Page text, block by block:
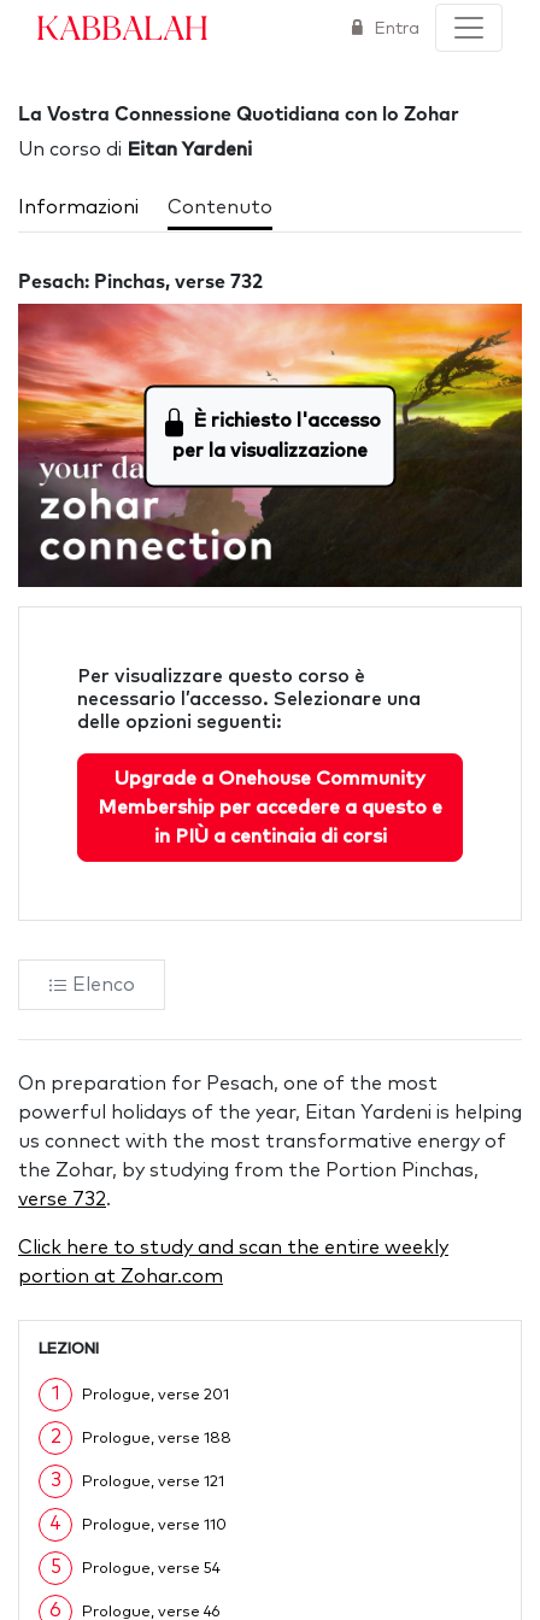
Kabbalah Entra
La Vostra Connessione Quotidiana con lo Zohar
Un corso di Eitan Yardeni
Informazioni Contenuto
Pesach: Pinchas, verse 732
È richiesto l'accesso
per la visualizzazione
Per visualizzare questo corso è
necessario l’accesso. Selezionare una
delle opzioni seguenti:
Upgrade a Onehouse Community
Membership per accedere a questo e
in PIÙ a centinaia di corsi
Elenco
On preparation for Pesach, one of the most
powerful holidays of the year, Eitan Yardeni is helping
us connect with the most transformative energy of
the Zohar, by studying from the Portion Pinchas,
verse 732.
Click here to study and scan the entire weekly
portion at Zohar.com
LEZIONI
1 Prologue, verse 201
2 Prologue, verse 188
3 Prologue, verse 121
4 Prologue, verse 110
5 Prologue, verse 54
6 Prologue, verse 46